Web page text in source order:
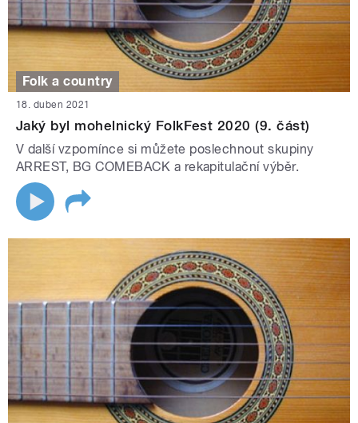
Folk a country
18. duben 2021
Jaký byl mohelnický FolkFest 2020 (9. část)
V další vzpomínce si můžete poslechnout skupiny
ARREST, BG COMEBACK a rekapitulační výběr.